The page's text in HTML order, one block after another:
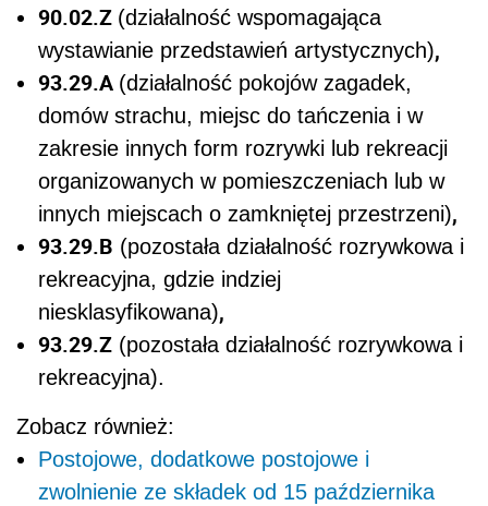
90.02.Z (działalność wspomagająca
wystawianie przedstawień artystycznych),
93.29.A (działalność pokojów zagadek,
domów strachu, miejsc do tańczenia i w
zakresie innych form rozrywki lub rekreacji
organizowanych w pomieszczeniach lub w
innych miejscach o zamkniętej przestrzeni),
93.29.B (pozostała działalność rozrywkowa i
rekreacyjna, gdzie indziej
niesklasyfikowana),
93.29.Z (pozostała działalność rozrywkowa i
rekreacyjna).
Zobacz również:
Postojowe, dodatkowe postojowe i
zwolnienie ze składek od 15 października